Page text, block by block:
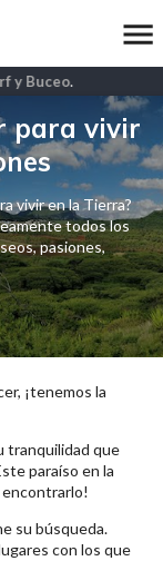
y Buceo.
para vivir
vivir en la Tierra?
todos los
pasiones,
¡tenemos la
tranquilidad que
paraíso en la
su búsqueda.
con los que